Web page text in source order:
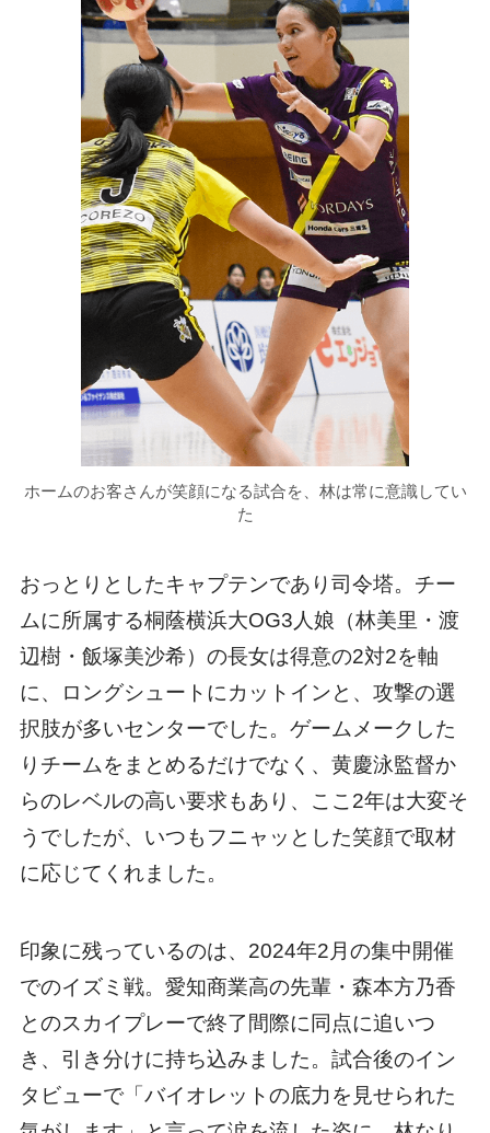
ホームのお客さんが笑顔になる試合を、林は常に意識してい
た
おっとりとしたキャプテンであり司令塔。チー
ムに所属する桐蔭横浜大OG3人娘（林美里・渡
辺樹・飯塚美沙希）の長女は得意の2対2を軸
に、ロングシュートにカットインと、攻撃の選
択肢が多いセンターでした。ゲームメークした
りチームをまとめるだけでなく、黄慶泳監督か
らのレベルの高い要求もあり、ここ2年は大変そ
うでしたが、いつもフニャッとした笑顔で取材
に応じてくれました。
印象に残っているのは、2024年2月の集中開催
でのイズミ戦。愛知商業高の先輩・森本方乃香
とのスカイプレーで終了間際に同点に追いつ
き、引き分けに持ち込みました。試合後のイン
タビューで「バイオレットの底力を見せられた